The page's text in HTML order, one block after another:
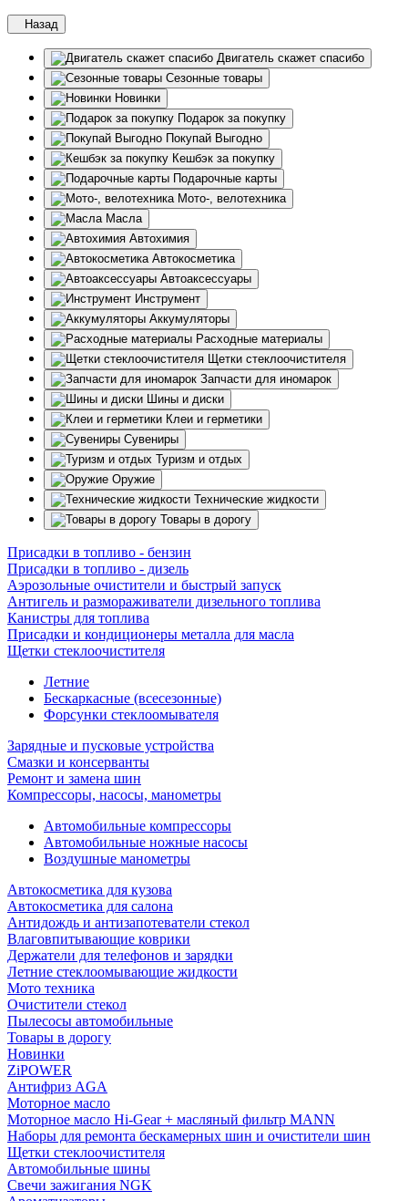
Назад
Двигатель скажет спасибо
Сезонные товары
Новинки
Подарок за покупку
Покупай Выгодно
Кешбэк за покупку
Подарочные карты
Мото-, велотехника
Масла
Автохимия
Автокосметика
Автоаксессуары
Инструмент
Аккумуляторы
Расходные материалы
Щетки стеклоочистителя
Запчасти для иномарок
Шины и диски
Клеи и герметики
Сувениры
Туризм и отдых
Оружие
Технические жидкости
Товары в дорогу
Присадки в топливо - бензин
Присадки в топливо - дизель
Аэрозольные очистители и быстрый запуск
Антигель и размораживатели дизельного топлива
Канистры для топлива
Присадки и кондиционеры металла для масла
Щетки стеклоочистителя
Летние
Бескаркасные (всесезонные)
Форсунки стеклоомывателя
Зарядные и пусковые устройства
Смазки и консерванты
Ремонт и замена шин
Компрессоры, насосы, манометры
Автомобильные компрессоры
Автомобильные ножные насосы
Воздушные манометры
Автокосметика для кузова
Автокосметика для салона
Антидождь и антизапотеватели стекол
Влаговпитывающие коврики
Держатели для телефонов и зарядки
Летние стеклоомывающие жидкости
Мото техника
Очистители стекол
Пылесосы автомобильные
Товары в дорогу
Новинки
ZiPOWER
Антифриз AGA
Моторное масло
Моторное масло Hi-Gear + масляный фильтр MANN
Наборы для ремонта бескамерных шин и очистители шин
Щетки стеклоочистителя
Автомобильные шины
Свечи зажигания NGK